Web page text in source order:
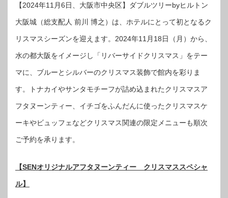
【2024年11月6日、大阪市中央区】ダブルツリーbyヒルトン
大阪城（総支配人 前川 博之）は、ホテルにとって初となるク
リスマスシーズンを迎えます。2024年11月18日（月）から、
水の都大阪をイメージし「リバーサイドクリスマス」をテー
マに、ブルーとシルバーのクリスマス装飾で館内を彩りま
す。トナカイやサンタモチーフが詰め込まれたクリスマスア
フタヌーンティー、イチゴをふんだんに使ったクリスマスケ
ーキやビュッフェなどクリスマス関連の限定メニューも順次
ご予約を承ります。
【SENオリジナルアフタヌーンティー クリスマススペシャ
ル】